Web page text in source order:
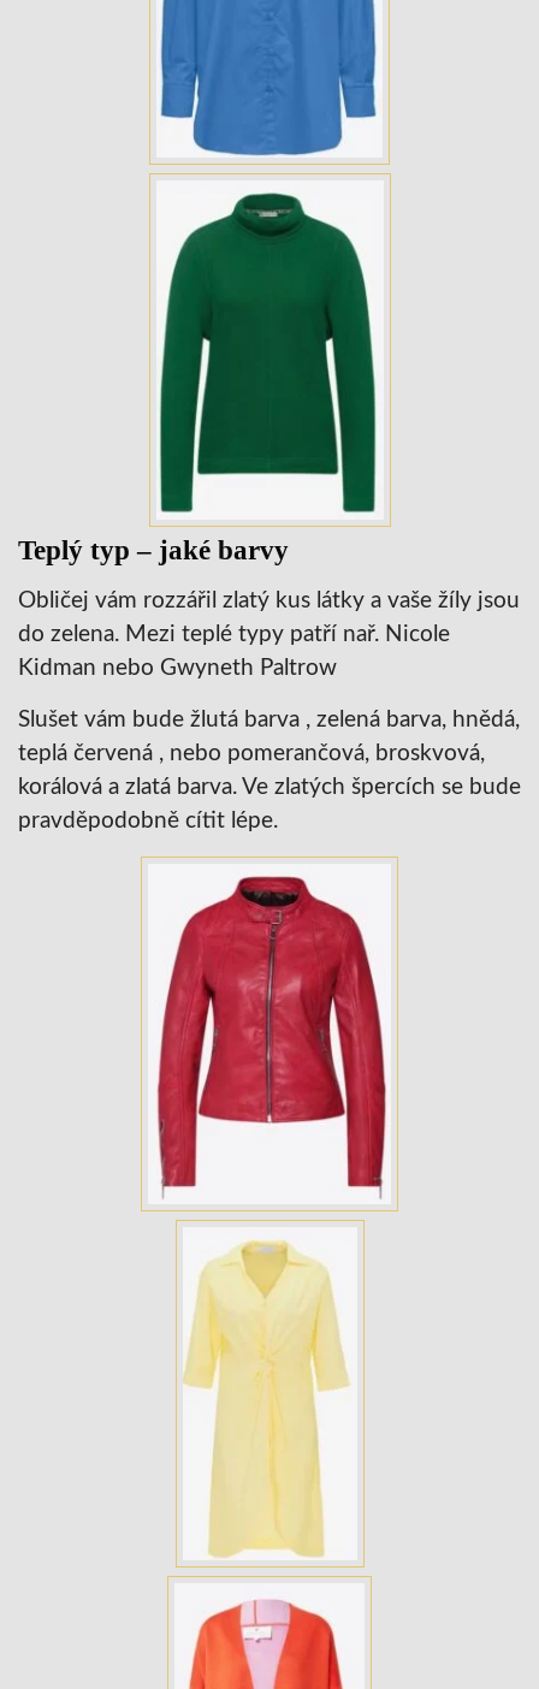
Teplý typ – jaké barvy
Obličej vám rozzářil zlatý kus látky a vaše žíly jsou
do zelena. Mezi teplé typy patří nař. Nicole
Kidman nebo Gwyneth Paltrow
Slušet vám bude žlutá barva , zelená barva, hnědá,
teplá červená , nebo pomerančová, broskvová,
korálová a zlatá barva. Ve zlatých špercích se bude
pravděpodobně cítit lépe.